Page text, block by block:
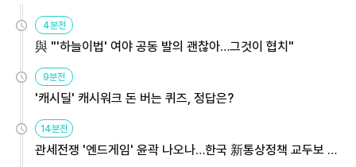
4분전
與 "'하늘이법' 여야 공동 발의 괜찮아…그것이 협치"
9분전
'캐시딜' 캐시워크 돈 버는 퀴즈, 정답은?
14분전
관세전쟁 '엔드게임' 윤곽 나오나…한국 新통상정책 교두보 활